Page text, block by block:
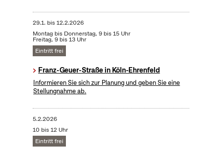
29.1. bis12.2.2026
Montag bis Donnerstag, 9 bis 15 Uhr
Freitag, 9 bis 13 Uhr
Eintritt frei
Franz-Geuer-Straße in Köln-Ehrenfeld
Informieren Sie sich zur Planung und geben Sie eine
Stellungnahme ab.
5.2.2026
10 bis 12 Uhr
Eintritt frei